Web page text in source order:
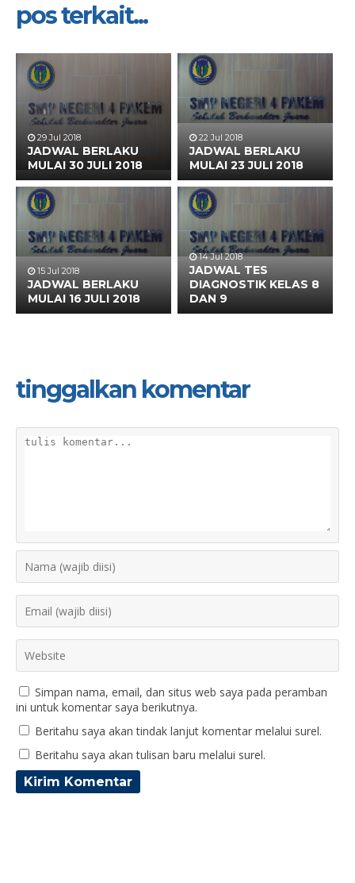
pos terkait...
29 Jul 2018
JADWAL BERLAKU
MULAI 30 JULI 2018
22 Jul 2018
JADWAL BERLAKU
MULAI 23 JULI 2018
15 Jul 2018
JADWAL BERLAKU
MULAI 16 JULI 2018
14 Jul 2018
JADWAL TES
DIAGNOSTIK KELAS 8
DAN 9
tinggalkan komentar
Simpan nama, email, dan situs web saya pada peramban
ini untuk komentar saya berikutnya.
Beritahu saya akan tindak lanjut komentar melalui surel.
Beritahu saya akan tulisan baru melalui surel.